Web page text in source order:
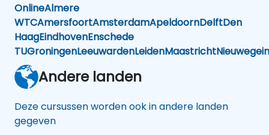
OnlineAlmere
WTCAmersfoortAmsterdamApeldoornDelftDen
HaagEindhovenEnschede
TUGroningenLeeuwardenLeidenMaastrichtNieuwegein
Andere landen
Deze cursussen worden ook in andere landen
gegeven